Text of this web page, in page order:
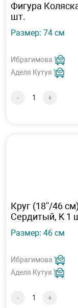
Фигура
шт.
Размер: 74 см
Ибрагимова
Аделя Кутуя
- +
Круг (18''/46
Сердитый, K 1
Размер: 46 см
Ибрагимова
Аделя Кутуя
- +